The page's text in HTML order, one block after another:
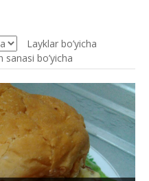
Layklar bo’yicha
sanasi bo’yicha